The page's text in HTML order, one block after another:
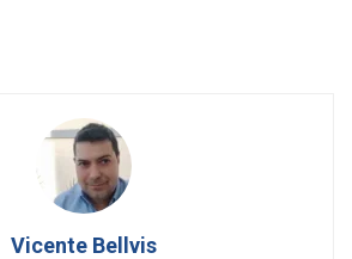
Vicente Bellvis